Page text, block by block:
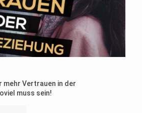
mehr Vertrauen in der
muss sein!